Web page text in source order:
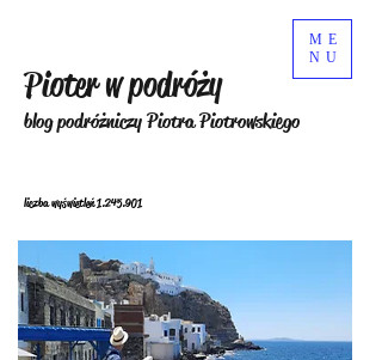
ME
NU
Pioter w podróży
blog podróżniczy Piotra Piotrowskiego
liczba wyświetleń1.245.901